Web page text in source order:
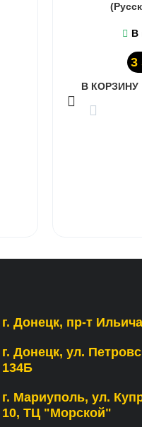
В
3
В КОРЗИНУ
г. Донецк, пр-т
г. Донецк, ул.
134Б
г. Мариуполь, ул.
10, ТЦ "Морской"